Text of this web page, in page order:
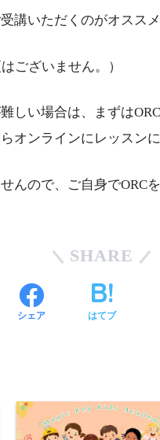
講いただくのがオススメ
ございません。）
しい場合は、まずは
オンラインにレッスン
んので、ご自身でORC
SHARE
シェア はてブ